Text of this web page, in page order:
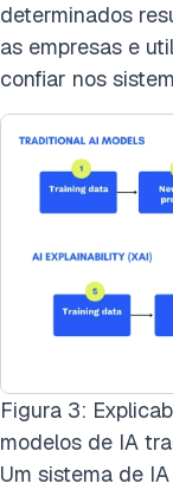
determinados
as empresas e
confiar nos
Figura 3:
modelos de IA
Um sistema de